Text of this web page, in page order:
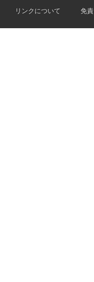
リンクについて 免責